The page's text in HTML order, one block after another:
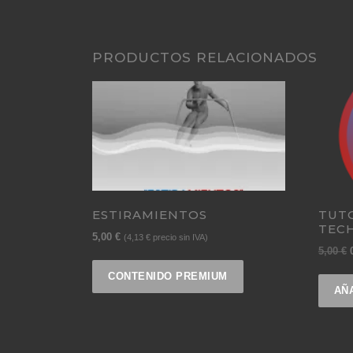
PRODUCTOS RELACIONADOS
ESTIRAMIENTOS
5,00 € (4,13 € precio sin IVA)
CONTENIDO PREMIUM
5,00€